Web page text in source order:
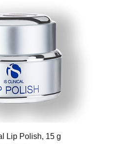
Lip Polish, 15 g